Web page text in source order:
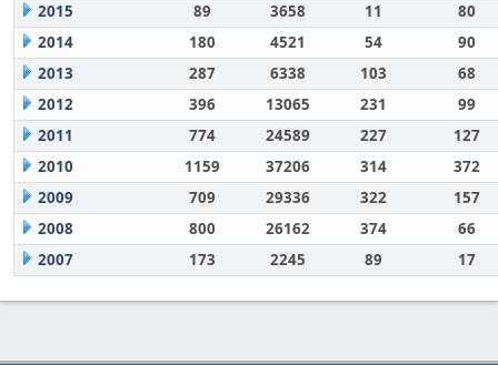
2015
89 3658 11
80
2014
180 4521 54
90
2013
287 6338 103
68
2012
396 13065 231
99
2011
774 24589 227
127
2010
1159 37206 314
372
2009
709 29336 322
157
2008
800 26162 374
66
2007
173 2245 89 17